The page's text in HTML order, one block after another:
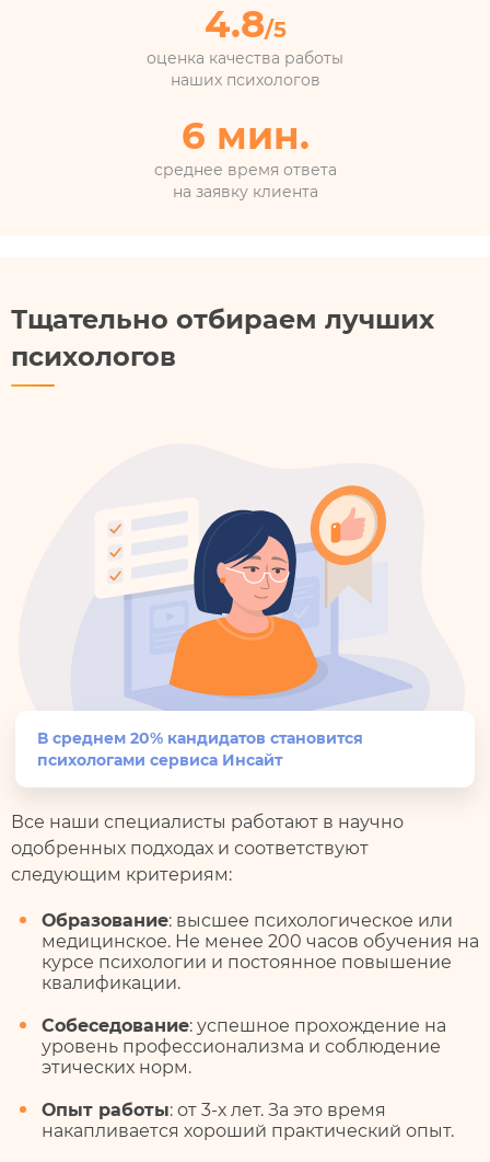
4.8/5
оценка качества работы
наших психологов
6 мин.
среднее время ответа
на заявку клиента
Тщательно отбираем лучших
психологов
В среднем 20% кандидатов становится
психологами сервиса Инсайт
Все наши специалисты работают в научно
одобренных подходах и соответствуют
следующим критериям:
Образование: высшее психологическое или
медицинское. Не менее 200 часов обучения на
курсе психологии и постоянное повышение
квалификации.
Собеседование: успешное прохождение на
уровень профессионализма и соблюдение
этических норм.
Опыт работы: от 3-х лет. За это время
накапливается хороший практический опыт.